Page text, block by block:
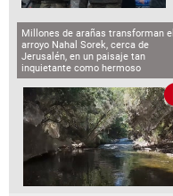
Millones de arañas transforman el
arroyo Nahal Sorek, cerca de
Jerusalén, en un paisaje tan
inquietante como hermoso